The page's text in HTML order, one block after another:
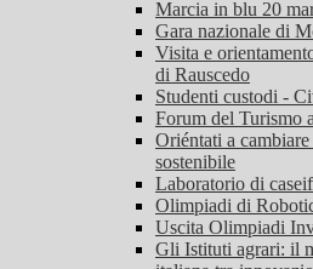
Marcia in blu 20
Gara nazionale di
Visita e
di Rauscedo
Studenti custodi -
Forum del Turismo
Oriéntati a
sostenibile
Laboratorio di
Olimpiadi di
Uscita Olimpiadi
Gli Istituti agrari: il